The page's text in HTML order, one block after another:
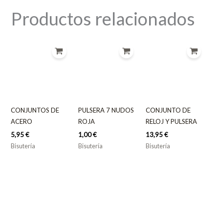
Productos relacionados
CONJUNTOS DE
ACERO
5,95€
Bisutería
PULSERA 7 NUDOS
ROJA
1,00€
Bisutería
CONJUNTO DE
RELOJ Y PULSERA
13,95€
Bisutería